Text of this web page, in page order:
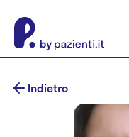
Indietro